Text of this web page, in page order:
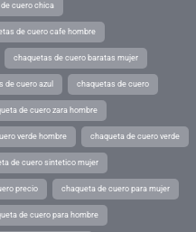
cuero chica
de cuero cafe hombre
chaquetas de cuero baratas mujer
de cuero azul chaquetas de cuero
de cuero zara hombre
verde hombre chaqueta de cuero verde
de cuero sintetico mujer
precio chaqueta de cuero para mujer
de cuero para hombre